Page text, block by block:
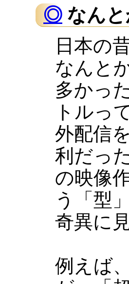
◎ なん
日本の
なんと
多かっ
トルっ
外配信
利だっ
の映像
う「型
奇異に
例えば